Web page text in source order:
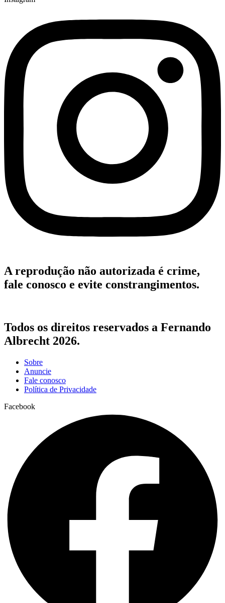
A reprodução não autorizada é crime,
fale conosco e evite constrangimentos.
Todos os direitos reservados a Fernando
Albrecht 2026.
Sobre
Anuncie
Fale conosco
Política de Privacidade
Facebook